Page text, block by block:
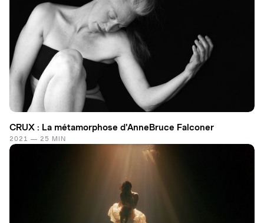
CRUX : La métamorphose d'AnneBruce Falconer
2021 — 25 MIN